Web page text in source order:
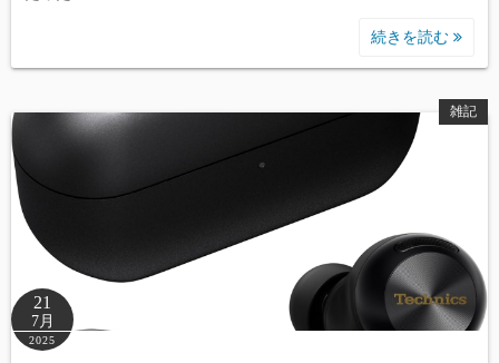
続きを読む
雑記
21
7月
2025